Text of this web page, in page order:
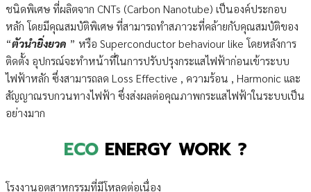
ชนิดพิเศษ ที่ผลิตจาก CNTs (Carbon Nanotube) เป็นองค์ประกอบ
หลัก โดยมีคุณสมบัติพิเศษ ที่สามารถทำสภาวะที่คล้ายกับคุณสมบัติของ
“ตัวนำยิ่งยวด ” หรือ Superconductor behaviour like โดยหลังการ
ติดตั้ง อุปกรณ์จะทำหน้าที่ในการปรับปรุงกระแสไฟฟ้าก่อนเข้าระบบ
ไฟฟ้าหลัก ซึ่งสามารถลด Loss Effective , ความร้อน , Harmonic และ
สัญญาณรบกวนทางไฟฟ้า ซึ่งส่งผลต่อคุณภาพกระแสไฟฟ้าในระบบเป็น
อย่างมาก
ECO ENERGY WORK ?
โรงงานอุตสาหกรรมที่มีโหลดต่อเนื่อง